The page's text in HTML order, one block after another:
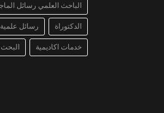
الباحث العلمي رسائل
الدكتوراة رسائل علمية
خدمات اكاديمية